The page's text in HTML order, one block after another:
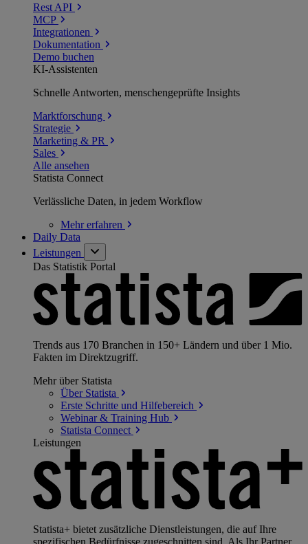
Rest API
MCP
Integrationen
Dokumentation
Demo buchen
KI-Assistenten
Schnelle Antworten, menschengeprüfte Insights
Marktforschung
Strategie
Marketing & PR
Sales
Alle ansehen
Statista Connect
Verlässliche Daten, in jedem Workflow
Mehrerfahren
Daily Data
Leistungen
Das Statistik Portal
Trends aus 170 Branchen in 150+ Ländern und über 1 Mio.
Fakten im Direktzugriff.
Mehr über Statista
Über Statista
Erste Schritte und Hilfebereich
Webinar & Training Hub
Statista Connect
Leistungen
Statista+ bietet zusätzliche Dienstleistungen, die auf Ihre
spezifischen Bedürfnisse zugeschnitten sind. Als Ihr Partner